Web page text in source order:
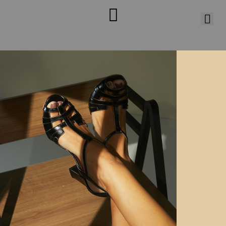
Ordenar por:
34 35
38 39 40